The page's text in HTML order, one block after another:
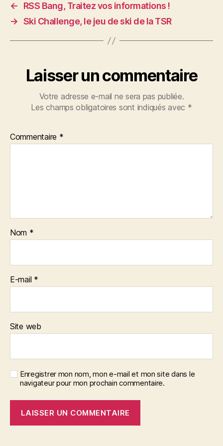
←
RSS Bang, Traitez vos informations !
→ Ski Challenge, le jeu de ski de la TSR
Laisser un commentaire
Votre adresse e-mail ne sera pas publiée.
Les champs obligatoires sont indiqués avec *
Commentaire *
Nom *
E-mail *
Site web
Enregistrer mon nom, mon e-mail et mon site dans le
navigateur pour mon prochain commentaire.